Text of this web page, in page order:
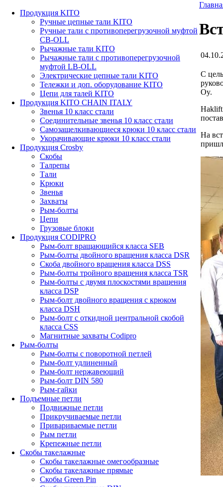
Продукция KITO
Ручные цепные тали KITO
Ручные тали с противоперегрузочной муфтой
СВ-OLL
Рычажные тали KITO
Рычажные тали с противоперегрузочной
муфтой LB-OLL
Электрические цепные тали KITO
Тележки и доп. оборудование KITO
Цепи для талей KITO
Продукция KITO CHAIN ITALY
Звенья 10 класс стали
Соединительные звенья 10 класс стали
Самозащелкивающиеся крюки 10 класс стали
Укорачивающие крюки 10 класс стали
Продукция Crosby
Скобы
Талрепы
Тали
Крюки
Звенья
Захваты
Рым-болты
Цепи
Грузовые блоки
Продукция CODIPRO
Рым-болт вращающийся класса SEB
Рым-болты двойного вращения класса DSR
Скоба двойного вращения класса DSS
Рым-болты тройного вращения класса TSR
Рым-болты с двумя плоскостями вращения
класса DSP
Рым-болт двойного вращения с крюком
класса DSH
Рым-болт с откидной центральной скобой
класса CSS
Магнитные захваты Codipro
Рым-болты
Рым-болты с поворотной петлей
Рым-болт удлиненный
Рым-болт нержавеющий
Рым-болт DIN 580
Рым-гайки
Подъемные петли
Подвижные петли
Прикручиваемые петли
Привариваемые петли
Рым петли
Крепежные петли
Скобы такелажные
Скобы такелажные омегообразные
Скобы такелажные прямые
Скобы Green Pin
С
Oy.
Haklift
На